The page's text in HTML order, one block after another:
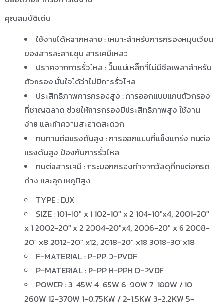
คุณสมบัติเด่น
ใช้งานได้หลากหลาย : เหมาะสำหรับการกรองหมุนเวียน
ของสารละลายชุบ สารเคมีเหลว
ปราศจากการรั่วไหล : ปั๊มแม่เหล็กที่ไม่มีซีลเพลาสำหรับ
ตัวกรอง มั่นใจได้ว่าไม่มีการรั่วไหล
ประสิทธิภาพการกรองสูง : การออกแบบแกนตัวกรอง
ที่ชาญฉลาด ช่วยให้การกรองมีประสิทธิภาพสูง ใช้งาน
ง่าย และทำความสะอาดสะดวก
ทนทานต่อแรงดันสูง : การออกแบบที่แข็งแกร่ง ทนต่อ
แรงดันสูง ป้องกันการรั่วไหล
ทนต่อสารเคมี : กระบอกกรองทำจากวัสดุที่ทนต่อกรด
ด่าง และอุณหภูมิสูง
TYPE : DJX
SIZE : 101-10″ x 1 102-10″ x 2 104-10″x4, 2001-20″
x 1 2002-20″ x 2 2004-20″x4, 2006-20″ x 6 2008-
20″ x8 2012-20″ x12, 2018-20″ x18 3018-30″x18
F-MATERIAL : P-PP D-PVDF
P-MATERIAL : P-PP H-PPH D-PVDF
POWER : 3-45W 4-65W 6-90W 7-180W / 10-
260W 12-370W 1-0.75KW / 2-1.5KW 3-2.2KW 5-